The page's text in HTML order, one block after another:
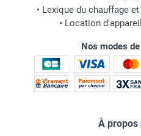
• Lexique du chauffage
• Location
Nos modes
À propos